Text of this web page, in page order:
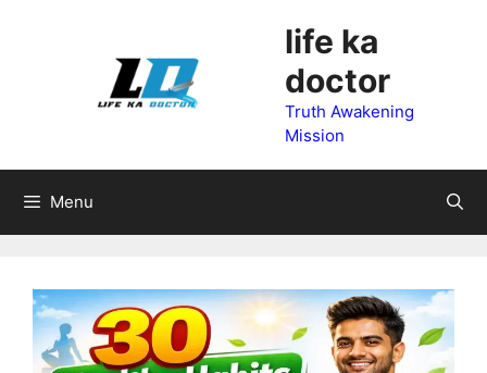
life ka
doctor
Truth Awakening
Mission
Menu